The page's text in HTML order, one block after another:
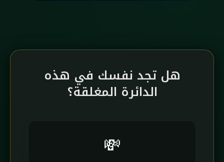
هل تجد نفسك في هذه
الدائرة المغلقة؟
💸